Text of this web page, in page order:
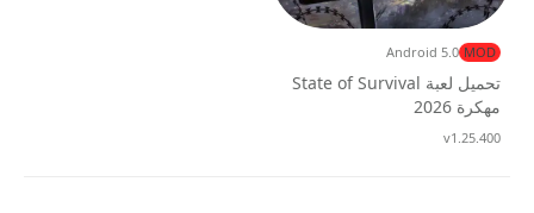
تحميل لعبة State of Survival
مهكرة 2026
MOD
Android 5.0
v1.25.400